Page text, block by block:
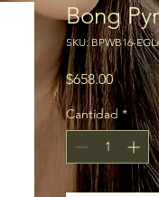
Bong
SKU: BPWB16-
$658.00Precio
Cantidad *